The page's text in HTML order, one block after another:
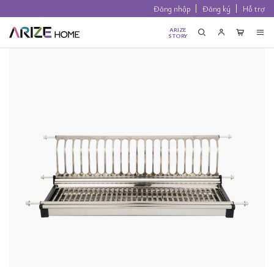
Đăng nhập Đăng ký Hỗ trợ
ARIZE
STORY